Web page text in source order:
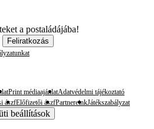
a postaládájába!
Feliratkozás
Print médiaajánlatAdatvédelmi tájékoztató
ászfElőfizetői ászfPartnereinkJátékszabályzat
beállítások